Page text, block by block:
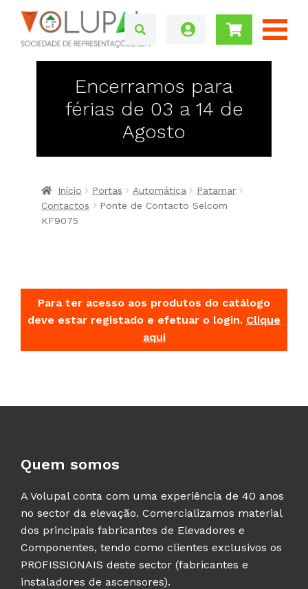
Encerramos para
férias de 03 a 14 de
Agosto
Início Portas Automática
Patamar
Contactos
Ponte de Contacto Selcom
KF9075
Para ter acesso aos produtos do catálogo
deve estar registado e efetuar o login. Clique
aqui
Quem somos
A Volupal conta com uma experiência de 40 anos
no sector da elevação. Comercializamos material
dos principais fabricantes de Elevadores e
Componentes, tendo como clientes exclusivos os
PROFISSIONAIS deste sector (fabricantes e
instaladores de ascensores).